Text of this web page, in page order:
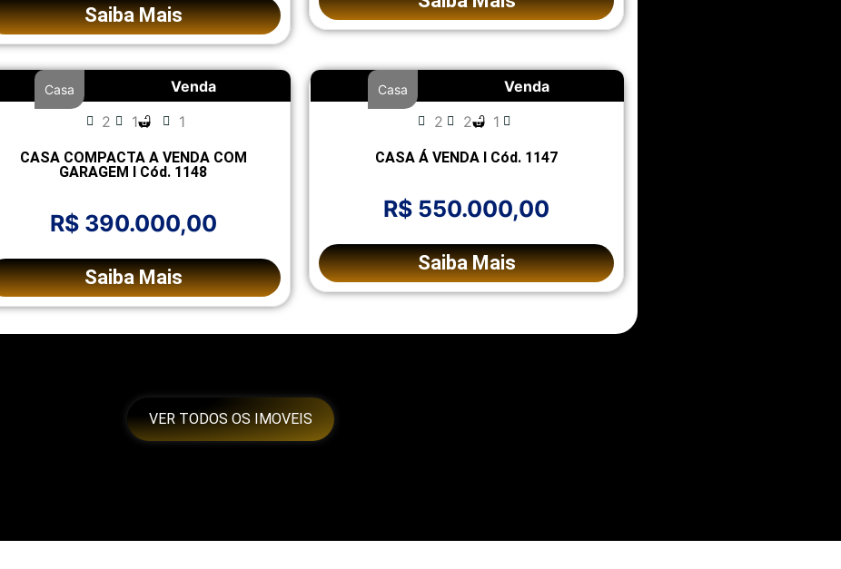
Saiba Mais
Venda
Casa
2 1 1
CASA COMPACTA A VENDA COM
GARAGEM l Cód. 1148
R$ 390.000,00
Saiba Mais
Venda
Casa
2 2 1
CASA Á VENDA l Cód. 1147
R$ 550.000,00
Saiba Mais
VER TODOS OS IMOVEIS